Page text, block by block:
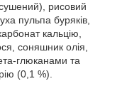
рисовий
пульпа буряків,
кальцію,
соняшник олія,
глюканами та
(0,1 %).